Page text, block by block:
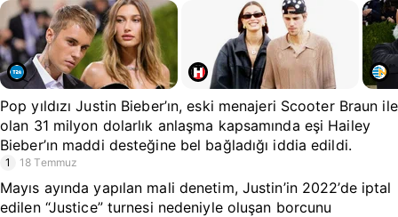
Pop yıldızı Justin Bieber’ın, eski menajeri Scooter Braun ile
olan 31 milyon dolarlık anlaşma kapsamında eşi Hailey
Bieber’ın maddi desteğine bel bağladığı iddia edildi.
1 18 Temmuz
Mayıs ayında yapılan mali denetim, Justin’in 2022’de iptal
edilen “Justice” turnesi nedeniyle oluşan borcunu